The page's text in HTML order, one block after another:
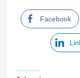
Facebook